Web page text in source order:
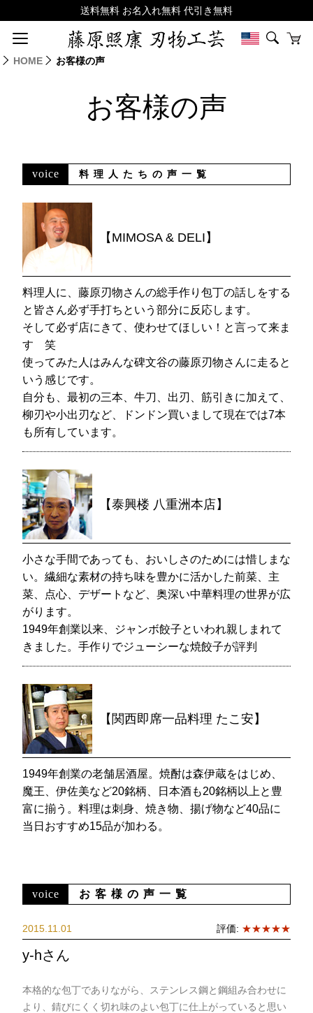
HOME お客様の声
お客様の声
voice 料理人たちの声一覧
【MIMOSA & DELI】
料理人に、藤原刃物さんの総手作り包丁の話しをする
と皆さん必ず手打ちという部分に反応します。
そして必ず店にきて、使わせてほしい！と言って来ま
す 笑
使ってみた人はみんな碑文谷の藤原刃物さんに走ると
いう感じです。
自分も、最初の三本、牛刀、出刃、筋引きに加えて、
柳刃や小出刃など、ドンドン買いまして現在では7本
も所有しています。
【泰興楼 八重洲本店】
小さな手間であっても、おいしさのためには惜しまな
い。繊細な素材の持ち味を豊かに活かした前菜、主
菜、点心、デザートなど、奥深い中華料理の世界が広
がります。
1949年創業以来、ジャンボ餃子といわれ親しまれて
きました。手作りでジューシーな焼餃子が評判
【関西即席一品料理 たこ安】
1949年創業の老舗居酒屋。焼酎は森伊蔵をはじめ、
魔王、伊佐美など20銘柄、日本酒も20銘柄以上と豊
富に揃う。料理は刺身、焼き物、揚げ物など40品に
当日おすすめ15品が加わる。
voice お客様の声一覧
2015.11.01 評価: ★★★★★
y-hさん
本格的な包丁でありながら、ステンレス鋼と鋼組み合わせに
より、錆びにくく切れ味のよい包丁に仕上がっていると思い